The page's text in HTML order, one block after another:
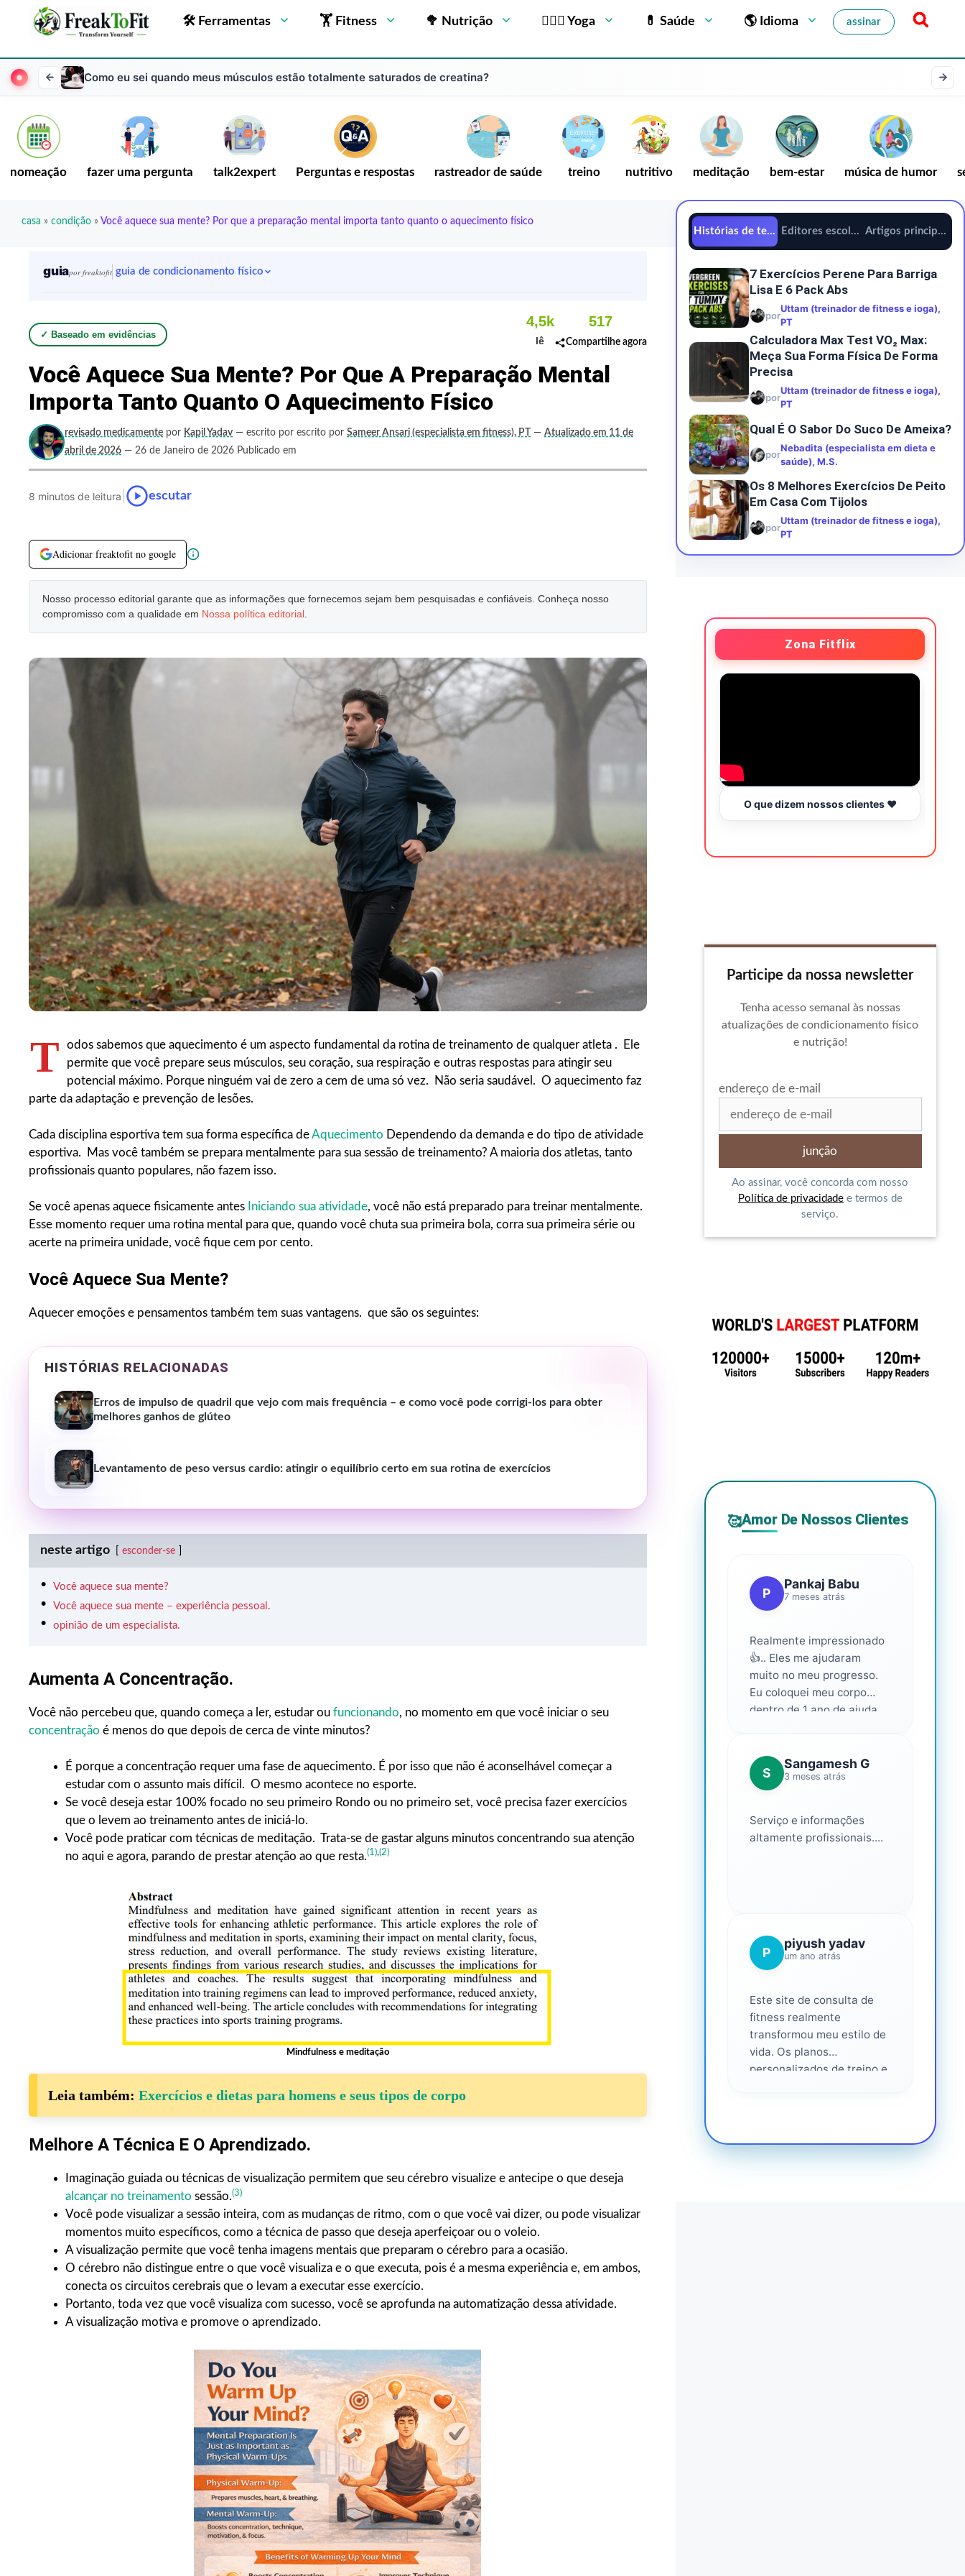
🛠 Ferramentas 🏋 Fitness 🥦 Nutrição 🧘🏻‍♂️ Yoga 💊 Saúde 🌎 Idioma assinar
Como eu sei quando meus músculos estão totalmente saturados de creatina?
nomeação fazer uma pergunta talk2expert Perguntas e respostas rastreador de saúde treino nutritivo meditação bem-estar música de humor
casa » condição » Você aquece sua mente? Por que a preparação mental importa tanto quanto o aquecimento físico
guiapor freaktofit guia de condicionamento físico
✓ Baseado em evidências
4,5k
lê
517
Compartilhe agora
Você Aquece Sua Mente? Por Que A Preparação Mental
Importa Tanto Quanto O Aquecimento Físico
revisado medicamente por Kapil Yadav — escrito por escrito por Sameer Ansari (especialista em fitness), PT — Atualizado em 11 de
abril de 2026 — 26 de Janeiro de 2026 Publicado em
8 minutos de leitura escutar
Adicionar freaktofit no google
Nosso processo editorial garante que as informações que fornecemos sejam bem pesquisadas e confiáveis. Conheça nosso
compromisso com a qualidade em Nossa política editorial
T
odos sabemos que aquecimento é um aspecto fundamental da rotina de treinamento de qualquer atleta . Ele
permite que você prepare seus músculos, seu coração, sua respiração e outras respostas para atingir seu
potencial máximo. Porque ninguém vai de zero a cem de uma só vez. Não seria saudável. O aquecimento faz
parte da adaptação e prevenção de lesões.
Cada disciplina esportiva tem sua forma específica deAquecimento Dependendo da demanda e do tipo de atividade
esportiva. Mas você também se prepara mentalmente para sua sessão de treinamento? A maioria dos atletas, tanto
profissionais quanto populares, não fazem isso.
Se você apenas aquece fisicamente antes Iniciando sua atividade, você não está preparado para treinar mentalmente.
Esse momento requer uma rotina mental para que, quando você chuta sua primeira bola, corra sua primeira série ou
acerte na primeira unidade, você fique cem por cento.
Você Aquece Sua Mente?
Aquecer emoções e pensamentos também tem suas vantagens. que são os seguintes:
HISTÓRIAS RELACIONADAS
Erros de impulso de quadril que vejo com mais frequência – e como você pode corrigi-los para obter
melhores ganhos de glúteo
Levantamento de peso versus cardio: atingir o equilíbrio certo em sua rotina de exercícios
neste artigo esconder-se
Você aquece sua mente?
Você aquece sua mente – experiência pessoal.
opinião de um especialista.
Aumenta A Concentração.
Você não percebeu que, quando começa a ler, estudar ou funcionando, no momento em que você iniciar o seu
concentração é menos do que depois de cerca de vinte minutos?
É porque a concentração requer uma fase de aquecimento. É por isso que não é aconselhável começar a
estudar com o assunto mais difícil. O mesmo acontece no esporte.
Se você deseja estar 100% focado no seu primeiro Rondo ou no primeiro set, você precisa fazer exercícios
que o levem ao treinamento antes de iniciá-lo.
Você pode praticar com técnicas de meditação. Trata-se de gastar alguns minutos concentrando sua atenção
no aqui e agora, parando de prestar atenção ao que resta.(1),(2)
Mindfulness e meditação
Leia também: Exercícios e dietas para homens e seus tipos de corpo
Melhore A Técnica E O Aprendizado.
Imaginação guiada ou técnicas de visualização permitem que seu cérebro visualize e antecipe o que deseja
alcançar no treinamento sessão.(3)
Você pode visualizar a sessão inteira, com as mudanças de ritmo, com o que você vai dizer, ou pode visualizar
momentos muito específicos, como a técnica de passo que deseja aperfeiçoar ou o voleio.
A visualização permite que você tenha imagens mentais que preparam o cérebro para a ocasião.
O cérebro não distingue entre o que você visualiza e o que executa, pois é a mesma experiência e, em ambos,
conecta os circuitos cerebrais que o levam a executar esse exercício.
Portanto, toda vez que você visualiza com sucesso, você se aprofunda na automatização dessa atividade.
A visualização motiva e promove o aprendizado.
Histórias de tendênciasEditores escolhemArtigos principais
7 Exercícios Perene Para Barriga
Lisa E 6 Pack Abs
por
Uttam (treinador de fitness e ioga),
PT
Calculadora Max Test VO₂ Max:
Meça Sua Forma Física De Forma
Precisa
por
Uttam (treinador de fitness e ioga),
PT
Qual É O Sabor Do Suco De Ameixa?
por
Nebadita (especialista em dieta e
saúde), M.S.
Os 8 Melhores Exercícios De Peito
Em Casa Com Tijolos
por
Uttam (treinador de fitness e ioga),
PT
Zona Fitflix
O que dizem nossos clientes ❤️
Participe da nossa newsletter
Tenha acesso semanal às nossas
atualizações de condicionamento físico
e nutrição!
endereço de e-mail
Ao assinar, você concorda com nosso
Política de privacidadee termos de
serviço.
🥰Amor De Nossos Clientes
P
Pankaj Babu
7 meses atrás
Realmente impressionado
👍.. Eles me ajudaram
muito no meu progresso.
Eu coloquei meu corpo
dentro de 1 ano de ajuda
S
Sangamesh G
3 meses atrás
Serviço e informações
altamente profissionais....
P
piyush yadav
um ano atrás
Este site de consulta de
fitness realmente
transformou meu estilo de
vida. Os planos
personalizados de treino e